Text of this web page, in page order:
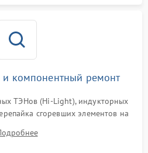
и компонентный ремонт
ТЭНов (Hi-Light), индукторных
сгоревших элементов на
и замена поврежденной